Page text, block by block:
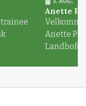
3. AUG.
Anette
Anette